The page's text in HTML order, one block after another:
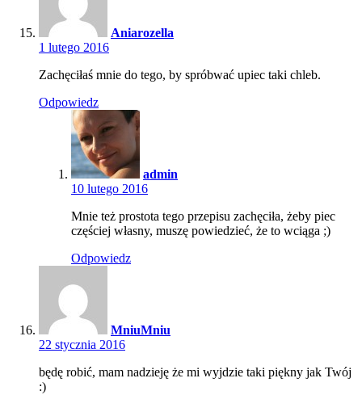
Aniarozella
1 lutego 2016
Zachęciłaś mnie do tego, by spróbwać upiec taki chleb.
Odpowiedz
admin
10 lutego 2016
Mnie też prostota tego przepisu zachęciła, żeby piec
częściej własny, muszę powiedzieć, że to wciąga ;)
Odpowiedz
MniuMniu
22 stycznia 2016
będę robić, mam nadzieję że mi wyjdzie taki piękny jak Twój
:)